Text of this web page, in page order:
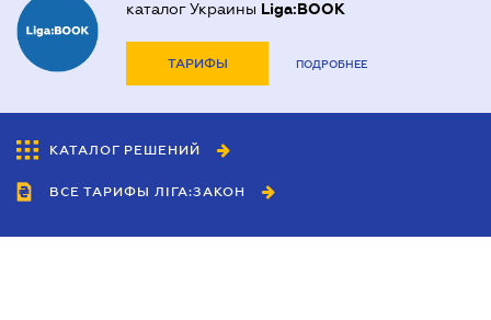
каталог Украины Liga:BOOK
ТАРИФЫ ПОДРОБНЕЕ
КАТАЛОГ РЕШЕНИЙ
ВСЕ ТАРИФЫ ЛІГА:ЗАКОН